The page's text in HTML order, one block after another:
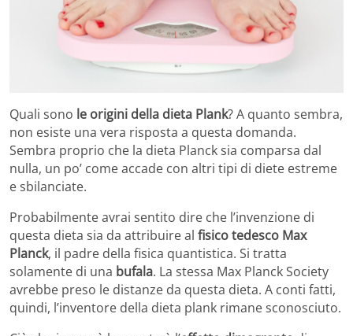
Quali sono le origini della dieta Plank? A quanto sembra,
non esiste una vera risposta a questa domanda.
Sembra proprio che la dieta Planck sia comparsa dal
nulla, un po’ come accade con altri tipi di diete estreme
e sbilanciate.
Probabilmente avrai sentito dire che l’invenzione di
questa dieta sia da attribuire al fisico tedesco Max
Planck, il padre della fisica quantistica. Si tratta
solamente di una bufala. La stessa Max Planck Society
avrebbe preso le distanze da questa dieta. A conti fatti,
quindi, l’inventore della dieta plank rimane sconosciuto.